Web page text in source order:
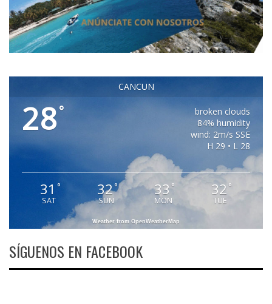
CANCUN
28°
broken clouds
84% humidity
wind: 2m/s SSE
H 29 • L 28
31 °
SAT
32°
SUN
33 °
MON
32 °
TUE
Weather from OpenWeatherMap
SÍGUENOS EN FACEBOOK